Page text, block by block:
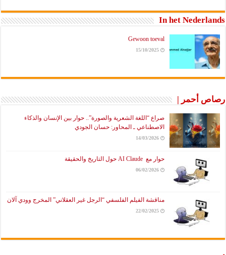
In het Nederlands
Gewoon toeval
15/10/2025
رصاص أحمر |
صراع “اللغة الشعرية والصورة”.. حوار بين الإنسان والذكاء
الاصطناعي ـ المحاور: حسان الجودي
14/03/2026
حوار مع AI Claude حول التاريخ والحقيقة
06/02/2026
مناقشة الفيلم الفلسفي “الرجل غير العقلاني” المخرج وودي آلان
22/02/2025